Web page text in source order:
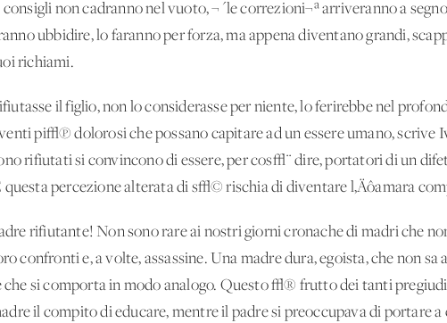
non cadranno nel vuoto, ¬´le correzioni¬ª arriveranno a
ubbidire, lo faranno per forza, ma appena diventano grandi,
richiami.
il figlio, non lo considerasse per niente, lo ferirebbe nel
pi√π dolorosi che possano capitare ad un essere umano,
rifiutati si convincono di essere, per cos√¨ dire, portatori di un
percezione alterata di s√© rischia di diventare l‚Äôamara
rifiutante! Non sono rare ai nostri giorni cronache di madri che
confronti e, a volte, assassine. Una madre dura, egoista, che non sa
si comporta in modo analogo. Questo √® frutto dei tanti
il compito di educare, mentre il padre si preoccupava di portare a